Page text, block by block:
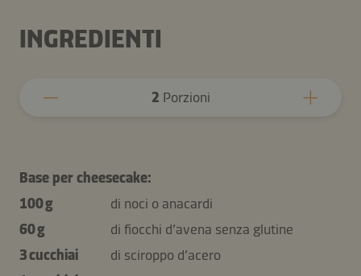
INGREDIENTI
2 Porzioni
Base per cheesecake:
100 g
di noci o anacardi
60 g
di fiocchi d’avena senza glutine
3 cucchiai
di sciroppo d’acero